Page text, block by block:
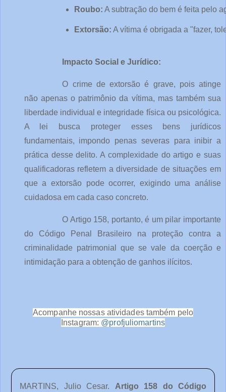
Roubo: A subtração do bem é feita pelo
Extorsão: A vítima é obrigada a "fazer,
Impacto Social e Jurídico:
O crime de extorsão é grave, pois atinge
não apenas o patrimônio da vítima, mas também sua
liberdade individual e integridade física ou psicológica.
A lei busca proteger esses bens jurídicos
fundamentais, impondo penas severas para inibir a
prática desse delito. A complexidade do artigo e suas
qualificadoras refletem a diversidade de situações em
que a extorsão pode ocorrer, exigindo uma análise
cuidadosa em cada caso concreto.
O Artigo 158, portanto, é um pilar importante
do Código Penal Brasileiro na proteção contra a
criminalidade patrimonial que se vale da coerção e
intimidação para a obtenção de ganhos ilícitos.
Acompanhe nossas atividades também pelo
Instagram: @profjuliomartins
MARTINS, Julio Cesar. Artigo 158 do Código